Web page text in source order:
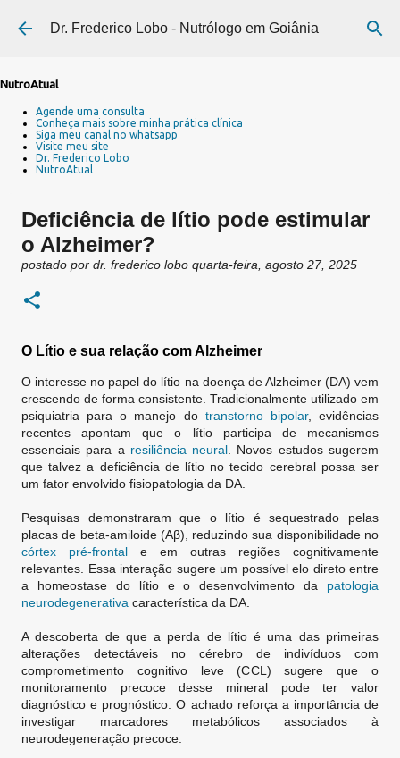
Pular para o conteúdo principal
Dr. Frederico Lobo - Nutrólogo em Goiânia
NutroAtual
Agende uma consulta
Conheça mais sobre minha prática clínica
Siga meu canal no whatsapp
Visite meu site
Dr. Frederico Lobo
NutroAtual
Deficiência de lítio pode estimular
o Alzheimer?
postado por dr. frederico lobo quarta-feira, agosto 27, 2025
O Lítio e sua relação com Alzheimer
O interesse no papel do lítio na doença de Alzheimer (DA) vem
crescendo de forma consistente. Tradicionalmente utilizado em
psiquiatria para o manejo do transtorno bipolar, evidências
recentes apontam que o lítio participa de mecanismos
essenciais para a resiliência neural. Novos estudos sugerem
que talvez a deficiência de lítio no tecido cerebral possa ser
um fator envolvido fisiopatologia da DA.
Pesquisas demonstraram que o lítio é sequestrado pelas
placas de beta-amiloide (Aβ), reduzindo sua disponibilidade no
córtex pré-frontal e em outras regiões cognitivamente
relevantes. Essa interação sugere um possível elo direto entre
a homeostase do lítio e o desenvolvimento da patologia
neurodegenerativa característica da DA.
A descoberta de que a perda de lítio é uma das primeiras
alterações detectáveis no cérebro de indivíduos com
comprometimento cognitivo leve (CCL) sugere que o
monitoramento precoce desse mineral pode ter valor
diagnóstico e prognóstico. O achado reforça a importância de
investigar marcadores metabólicos associados à
neurodegeneração precoce.